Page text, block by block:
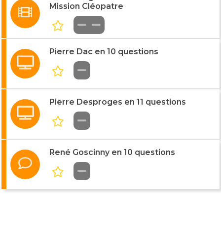
Mission Cléopatre
Pierre Dac en 10 questions
Pierre Desproges en 11 questions
René Goscinny en 10 questions